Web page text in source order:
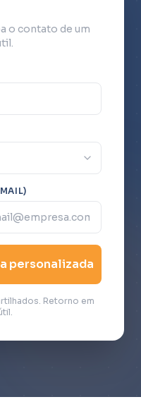
o contato de um
personalizada
Retorno em